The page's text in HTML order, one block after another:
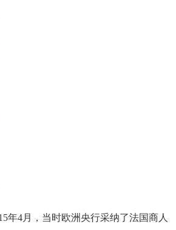
4月，当时欧洲央行采纳了法国商人